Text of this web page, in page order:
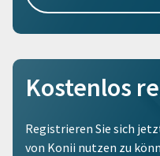
Kostenlos
Registrieren Sie sich
von Konii nutzen zu